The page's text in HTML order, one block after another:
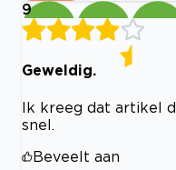
9
Geweldig.
Ik kreeg dat artikel
snel.
Beveelt aan